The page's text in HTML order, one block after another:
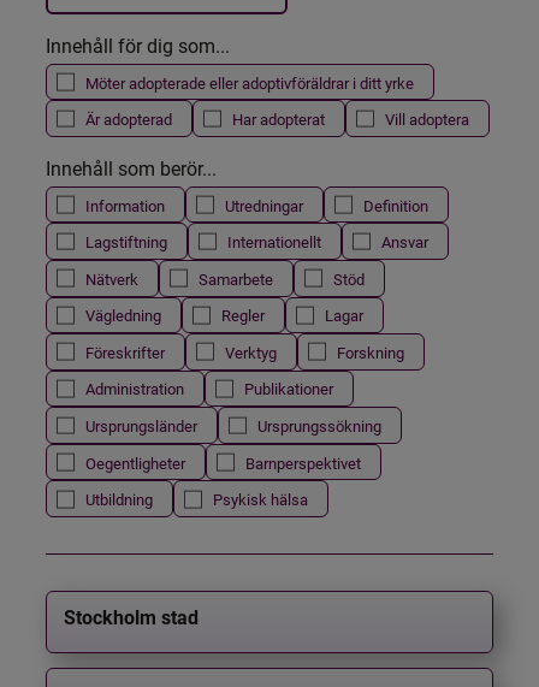
Innehåll för dig som...
Möter adopterade eller adoptivföräldrar i ditt yrke
Är adopterad
Har adopterat Vill adoptera
Innehåll som berör...
Information Utredningar
Definition
Lagstiftning
Internationellt
Ansvar
Nätverk
Samarbete
Stöd
Vägledning
Regler
Lagar
Föreskrifter
Verktyg
Forskning
Administration
Publikationer
Ursprungsländer
Ursprungssökning
Oegentligheter
Barnperspektivet
Utbildning
Psykisk hälsa
Stockholm stad